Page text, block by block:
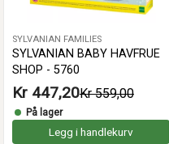
SYLVANIAN FAMILIES
SYLVANIAN BABY HAVFRUE
SHOP - 5760
Kr 447,20Kr 559,00
På lager
Legg i handlekurv